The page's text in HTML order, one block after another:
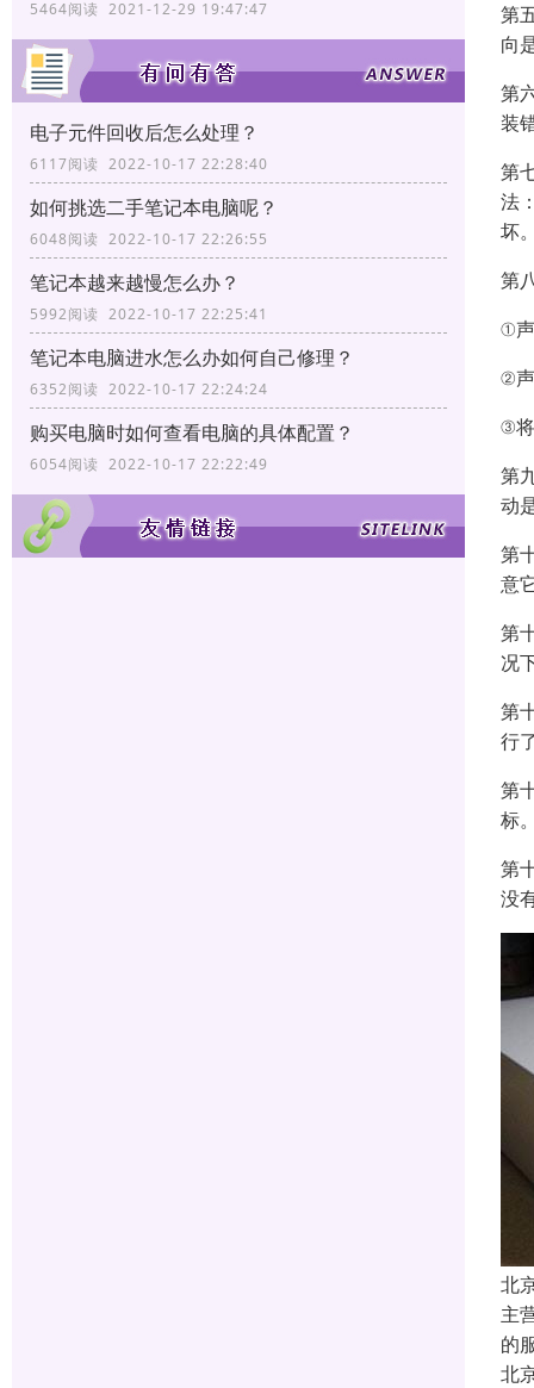
5464阅读 2021-12-29 19:47:47
电子元件回收后怎么处理？
6117阅读 2022-10-17 22:28:40
如何挑选二手笔记本电脑呢？
6048阅读 2022-10-17 22:26:55
笔记本越来越慢怎么办？
5992阅读 2022-10-17 22:25:41
笔记本电脑进水怎么办如何自己修理？
6352阅读 2022-10-17 22:24:24
购买电脑时如何查看电脑的具体配置？
6054阅读 2022-10-17 22:22:49
第
向
第
装
第
法
坏
第
①
②
③
第
动
第
意
第
况
第
行
第
标
第
没
北
主
的
北